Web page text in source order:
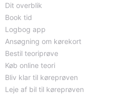
Dit overblik
Book tid
Logbog app
Ansøgning om kørekort
Bestil teoriprøve
Køb online teori
Bliv klar til køreprøven
Leje af bil til køreprøven